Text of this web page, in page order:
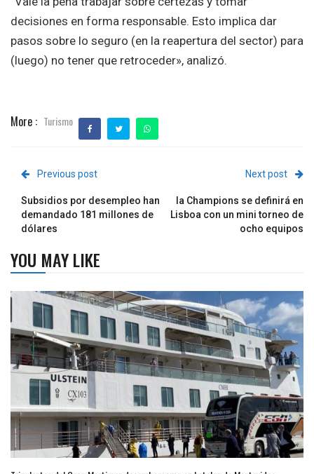
decisiones en forma responsable. Esto implica dar
pasos sobre lo seguro (en la reapertura del sector) para
(luego) no tener que retroceder», analizó.
More : Turismo
Previous post
Subsidios por desempleo han
demandado 181 millones de
dólares
Next post
la Champions se definirá en
Lisboa con un mini torneo de
ocho equipos
YOU MAY LIKE